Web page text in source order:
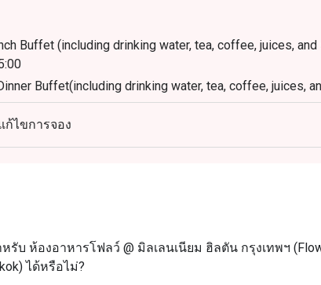
Buffet (including drinking water, tea, coffee, juices,
Buffet(including drinking water, tea, coffee, juices,
A La Carte menu start 12.00-9.30 PM
Carte menu start 12.00-4.30 PM
at any time without further notice on Public holidays,
Valentine’s day etc.)
early your reservation is not valid.
and a la carte menu not applicable with drinks
ก้ไขการจอง
รับ ห้องอาหารโฟลว์ @ มิลเลนเนียม ฮิลตัน กรุงเทพฯ
ได้หรือไม่?